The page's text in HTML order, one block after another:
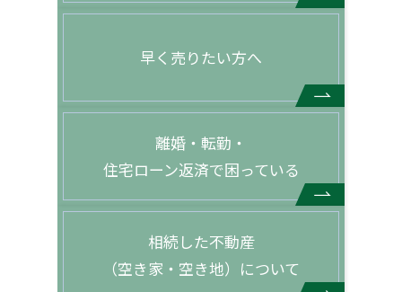
早く売りたい方へ
離婚・転勤・
住宅ローン返済で困っている
相続した不動産
（空き家・空き地）について